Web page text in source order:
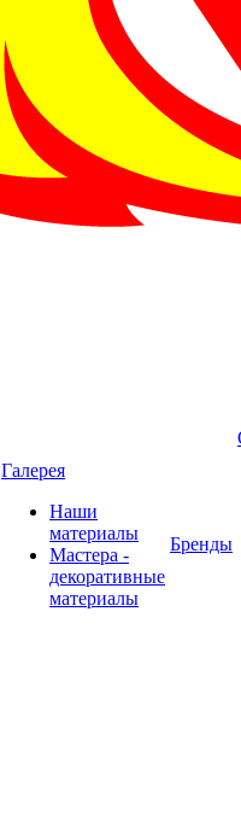
Галерея
Наши
материалы
Мастера -
декоративные
материалы
Бренды